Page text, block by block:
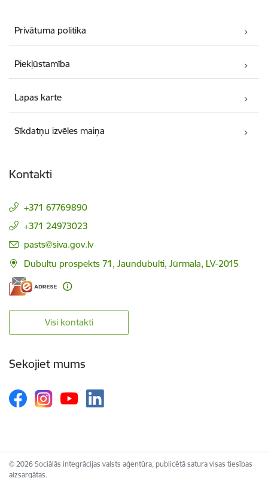
Privātuma politika
Piekļūstamība
Lapas karte
Sīkdatņu izvēles maiņa
Kontakti
+371 67769890
+371 24973023
E-pasts:
pasts@siva.gov.lv
Dubultu prospekts 71, Jaundubulti, Jūrmala, LV-2015
Visi kontakti
Sekojiet mums
© 2026 Sociālās integrācijas valsts aģentūra, publicētā satura visas tiesības
aizsargātas.